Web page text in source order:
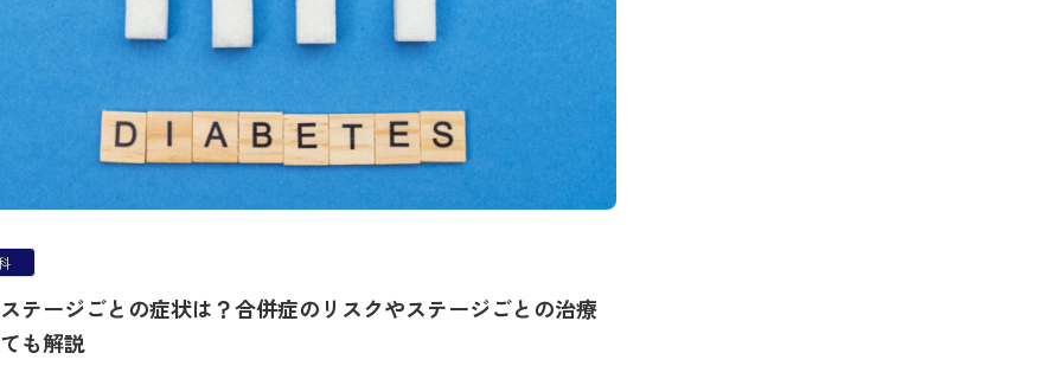
テージごとの症状は？合併症のリスクやステージごとの治療
も解説